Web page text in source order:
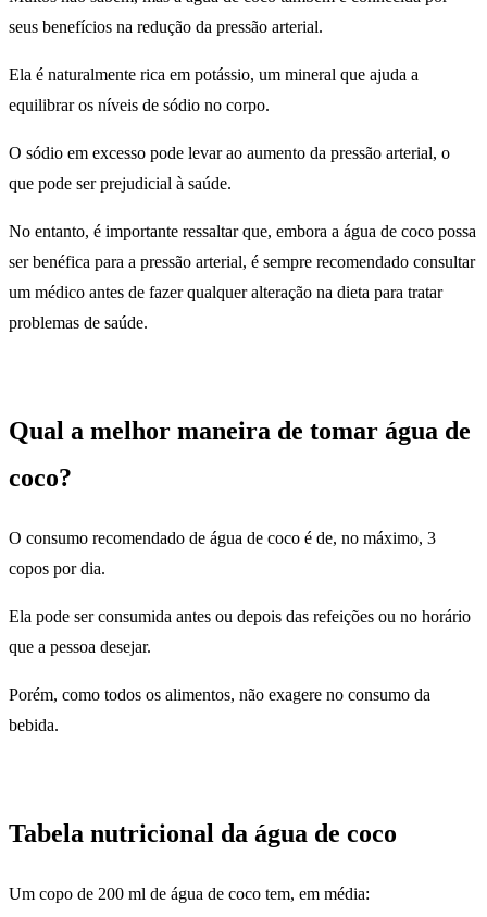
seus benefícios na redução da pressão arterial.
Ela é naturalmente rica em potássio, um mineral que ajuda a
equilibrar os níveis de sódio no corpo.
O sódio em excesso pode levar ao aumento da pressão arterial, o
que pode ser prejudicial à saúde.
No entanto, é importante ressaltar que, embora a água de coco possa
ser benéfica para a pressão arterial, é sempre recomendado consultar
um médico antes de fazer qualquer alteração na dieta para tratar
problemas de saúde.
Qual a melhor maneira de tomar água de
coco?
O consumo recomendado de água de coco é de, no máximo, 3
copos por dia.
Ela pode ser consumida antes ou depois das refeições ou no horário
que a pessoa desejar.
Porém, como todos os alimentos, não exagere no consumo da
bebida.
Tabela nutricional da água de coco
Um copo de 200 ml de água de coco tem, em média: